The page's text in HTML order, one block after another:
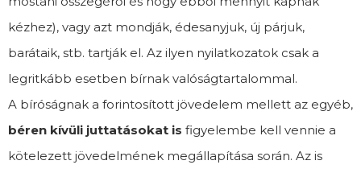
kézhez), vagy azt mondják, édesanyjuk, új párjuk,
barátaik, stb. tartják el. Az ilyen nyilatkozatok csak a
legritkább esetben bírnak valóságtartalommal.
A bíróságnak a forintosított jövedelem mellett az egyéb,
béren kívüli juttatásokat is figyelembe kell vennie a
kötelezett jövedelmének megállapítása során. Az is